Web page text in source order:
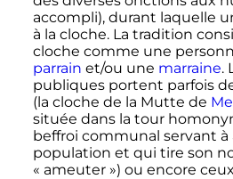
accompli), durant laquelle
à la cloche. La tradition
cloche comme une
parrain et/ou une marraine.
publiques portent parfois
(la cloche de la Mutte de
située dans la tour
beffroi communal servant à
population et qui tire son
« ameuter ») ou encore